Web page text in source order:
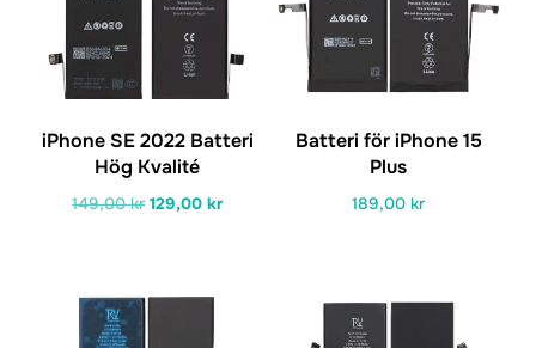
iPhone SE 2022 Batteri
Hög Kvalité
149,00kr Det
129,00krDet
Batteri för iPhone 15
Plus
189,00kr